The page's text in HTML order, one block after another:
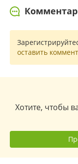
оставить
Хотите, чтобы